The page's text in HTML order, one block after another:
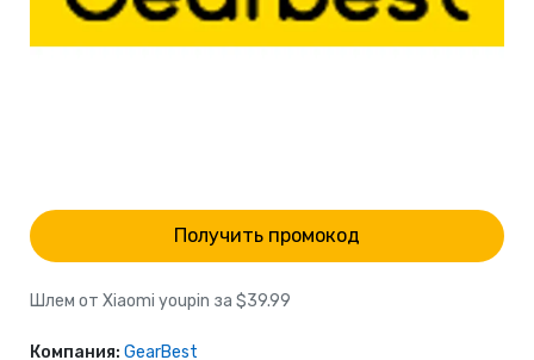
Получить промокод
Шлем от Xiaomi youpin за $39.99
Компания: GearBest